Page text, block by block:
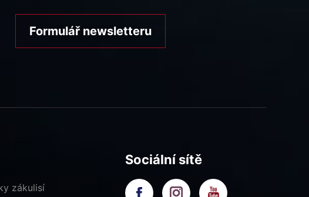
Formulář newsletteru
zákulisí
Sociální sítě